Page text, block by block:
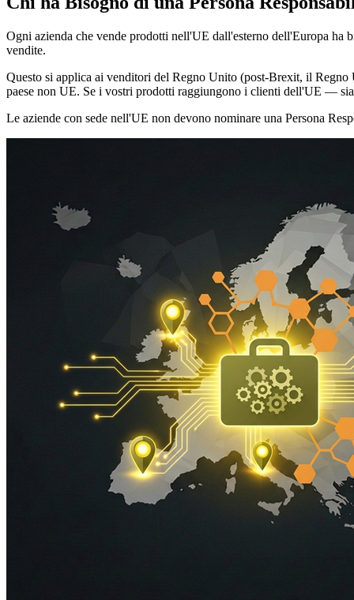
Ogni azienda che vende prodotti nell'UE dall'esterno dell'Europa ha
vendite.
Questo si applica ai venditori del Regno Unito (post-Brexit, il Regno
paese non UE. Se i vostri prodotti raggiungono i clienti dell'UE —
Le aziende con sede nell'UE non devono nominare una Persona